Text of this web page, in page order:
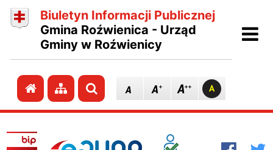
Biuletyn Informacji Publicznej
Gmina Roźwienica - Urząd
Gminy w Roźwienicy
Przejdź do strony głównej
Przejdź do mapy strony
Szukaj